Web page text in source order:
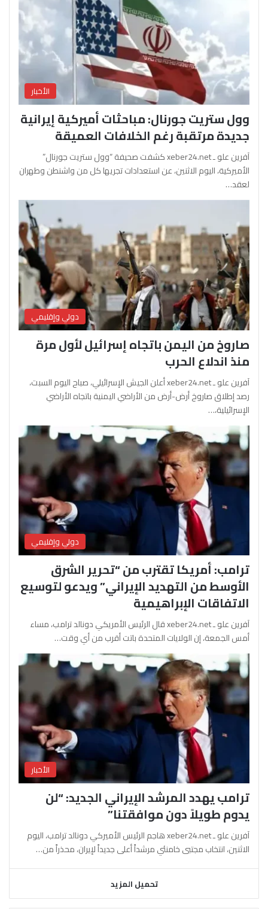
الأخبار
وول ستريت جورنال: مباحثات أميركية إيرانية
جديدة مرتقبة رغم الخلافات العميقة
آفرين علو ـ xeber24.net كشفت صحيفة “وول ستريت جورنال”
الأميركية، اليوم الاثنين، عن استعدادات تجريها كل من واشنطن وطهران
لعقد…
دولي وإقليمي
صاروخ من اليمن باتجاه إسرائيل لأول مرة
منذ اندلاع الحرب
آفرين علو ـ xeber24.net أعلن الجيش الإسرائيلي، صباح اليوم السبت،
رصد إطلاق صاروخ أرض-أرض من الأراضي اليمنية باتجاه الأراضي
الإسرائيلية،…
دولي وإقليمي
ترامب: أمريكا تقترب من “تحرير الشرق
الأوسط من التهديد الإيراني” ويدعو لتوسيع
الاتفاقات الإبراهيمية
آفرين علو ـ xeber24.net قال الرئيس الأمريكي دونالد ترامب، مساء
أمس الجمعة، إن الولايات المتحدة باتت أقرب من أي وقت…
الأخبار
ترامب يهدد المرشد الإيراني الجديد: “لن
يدوم طويلاً دون موافقتنا”
آفرين علو ـ xeber24.net هاجم الرئيس الأميركي دونالد ترامب، اليوم
الاثنين، انتخاب مجتبى خامنئي مرشداً أعلى جديداً لإيران، محذراً من…
تحميل المزيد